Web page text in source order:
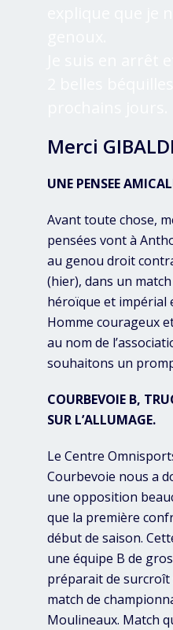
Merci
UNE PENSEE
Avant toute chose,
pensées vont à
au genou droit
(hier), dans un
héroïque et impérial
Homme courageux
au nom de
souhaitons un
COURBEVOIE B,
SUR L’ALLUMAGE.
Le Centre
Courbevoie nous a
une opposition
que la première
début de saison.
une équipe B de
préparait de
match de
Moulineaux. Match